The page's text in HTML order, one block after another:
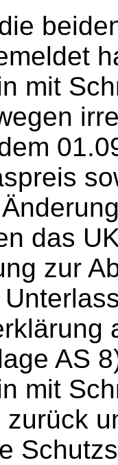
mit
das
zur
AS
mit
zurück